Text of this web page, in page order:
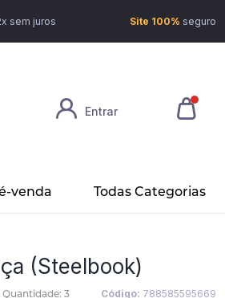
sem juros Site 100% seguro
Entrar
venda Todas Categorias
(Steelbook)
Quantidade: 3 Código: 788585595669